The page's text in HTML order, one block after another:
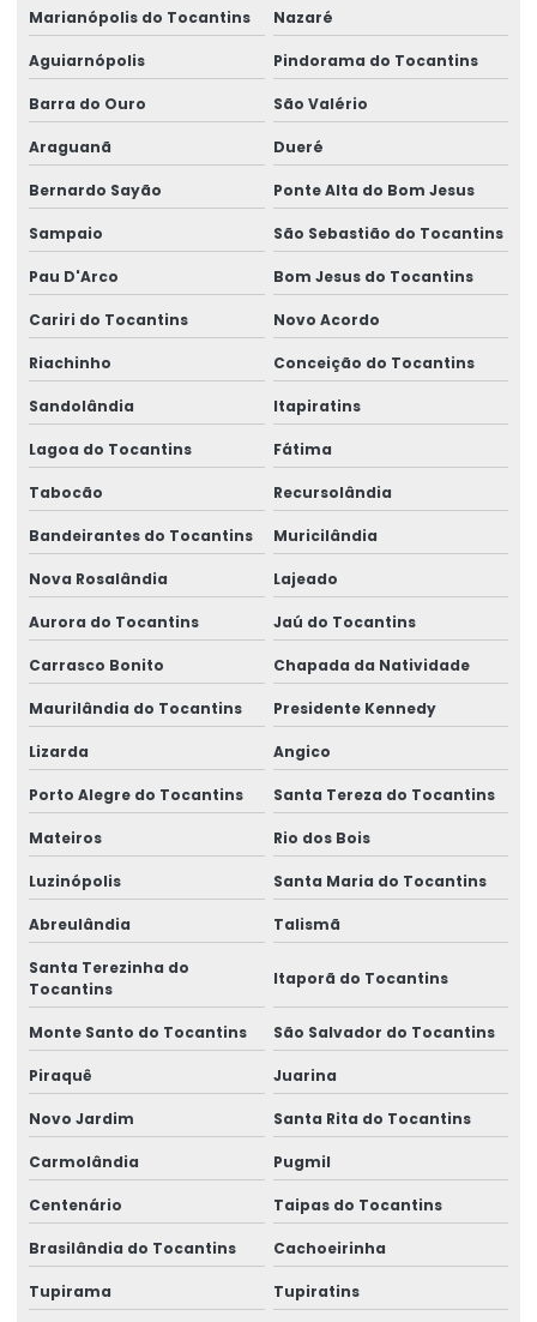
Marianópolis do Tocantins Nazaré
Aguiarnópolis Pindorama do Tocantins
Barra do Ouro São Valério
Araguanã Dueré
Bernardo Sayão Ponte Alta do Bom Jesus
Sampaio São Sebastião do Tocantins
Pau D'Arco Bom Jesus do Tocantins
Cariri do Tocantins Novo Acordo
Riachinho Conceição do Tocantins
Sandolândia Itapiratins
Lagoa do Tocantins Fátima
Tabocão Recursolândia
Bandeirantes do Tocantins Muricilândia
Nova Rosalândia Lajeado
Aurora do Tocantins Jaú do Tocantins
Carrasco Bonito Chapada da Natividade
Maurilândia do Tocantins Presidente Kennedy
Lizarda Angico
Porto Alegre do Tocantins Santa Tereza do Tocantins
Mateiros Rio dos Bois
Luzinópolis Santa Maria do Tocantins
Abreulândia Talismã
Santa Terezinha do
Tocantins
Itaporã do Tocantins
Monte Santo do Tocantins São Salvador do Tocantins
Piraquê Juarina
Novo Jardim Santa Rita do Tocantins
Carmolândia Pugmil
Centenário Taipas do Tocantins
Brasilândia do Tocantins Cachoeirinha
Tupirama Tupiratins